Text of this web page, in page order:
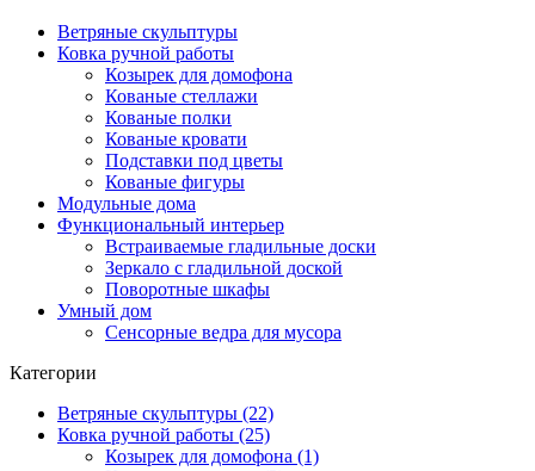
Ветряные скульптуры
Ковка ручной работы
Козырек для домофона
Кованые стеллажи
Кованые полки
Кованые кровати
Подставки под цветы
Кованые фигуры
Модульные дома
Функциональный интерьер
Встраиваемые гладильные доски
Зеркало с гладильной доской
Поворотные шкафы
Умный дом
Сенсорные ведра для мусора
Категории
Ветряные скульптуры (22)
Ковка ручной работы (25)
Козырек для домофона (1)